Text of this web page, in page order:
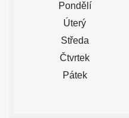
Pondělí
Úterý
Středa
Čtvrtek
Pátek